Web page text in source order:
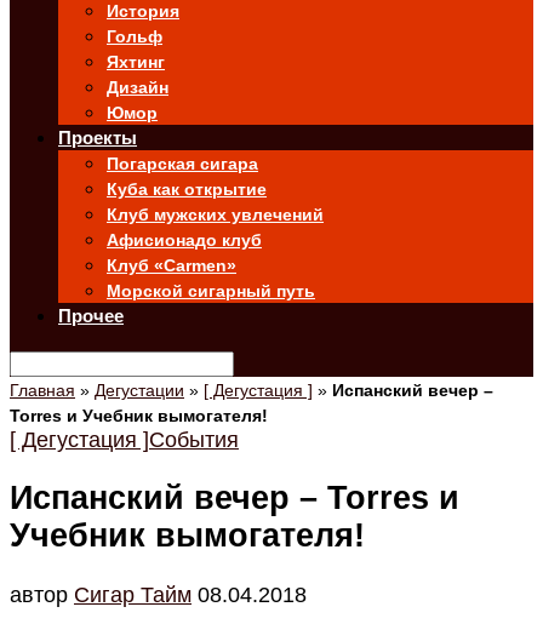
История
Гольф
Яхтинг
Дизайн
Юмор
Проекты
Погарская сигара
Куба как открытие
Клуб мужских увлечений
Афисионадо клуб
Клуб «Carmen»
Морской сигарный путь
Прочее
Главная » Дегустации » [ Дегустация ] » Испанский вечер –
Torres и Учебник вымогателя!
[ Дегустация ]События
Испанский вечер – Torres и
Учебник вымогателя!
автор Cигар Тайм 08.04.2018